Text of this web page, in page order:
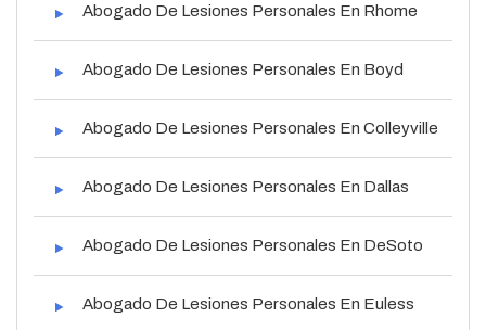
Abogado De Lesiones Personales En Rhome
Abogado De Lesiones Personales En Boyd
Abogado De Lesiones Personales En Colleyville
Abogado De Lesiones Personales En Dallas
Abogado De Lesiones Personales En DeSoto
Abogado De Lesiones Personales En Euless